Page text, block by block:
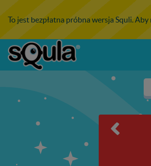
To jest bezpłatna próbna wersja Squli.